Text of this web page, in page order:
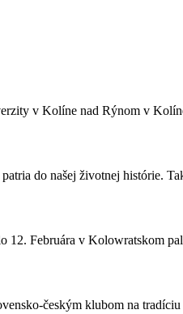
v Kolíne nad Rýnom v
patria do našej životnej histórie.
Februára v Kolowratskom
českým klubom na